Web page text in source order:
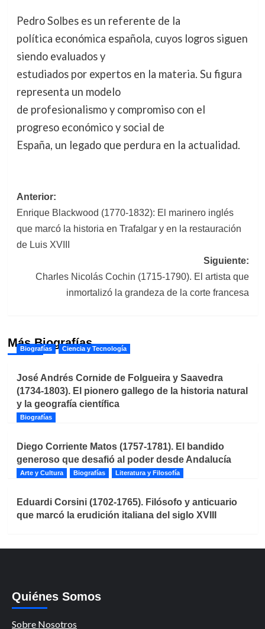
Pedro Solbes es un referente de la
política económica española, cuyos logros siguen
siendo evaluados y
estudiados por expertos en la materia. Su figura
representa un modelo
de profesionalismo y compromiso con el
progreso económico y social de
España, un legado que perdura en la actualidad.
Navegación
de
entradas
Anterior:
Enrique Blackwood (1770-1832): El marinero inglés
que marcó la historia en Trafalgar y en la restauración
de Luis XVIII
Siguiente:
Charles Nicolás Cochin (1715-1790). El artista que
inmortalizó la grandeza de la corte francesa
Más Biografías
Biografías Ciencia y Tecnología
José Andrés Cornide de Folgueira y Saavedra
(1734-1803). El pionero gallego de la historia natural
y la geografía científica
Biografías
Diego Corriente Matos (1757-1781). El bandido
generoso que desafió al poder desde Andalucía
Arte y Cultura Biografías Literatura y Filosofía
Eduardi Corsini (1702-1765). Filósofo y anticuario
que marcó la erudición italiana del siglo XVIII
Quiénes Somos
Sobre Nosotros